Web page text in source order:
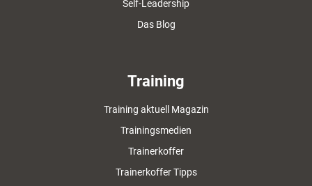
Self-Leadership
Das Blog
Training
Training aktuell Magazin
Trainingsmedien
Trainerkoffer
Trainerkoffer Tipps